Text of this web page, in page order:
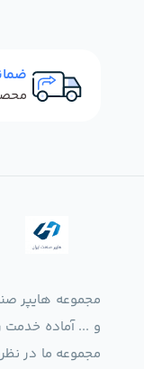
مجموعه هایپر
و ... آماده خدمت